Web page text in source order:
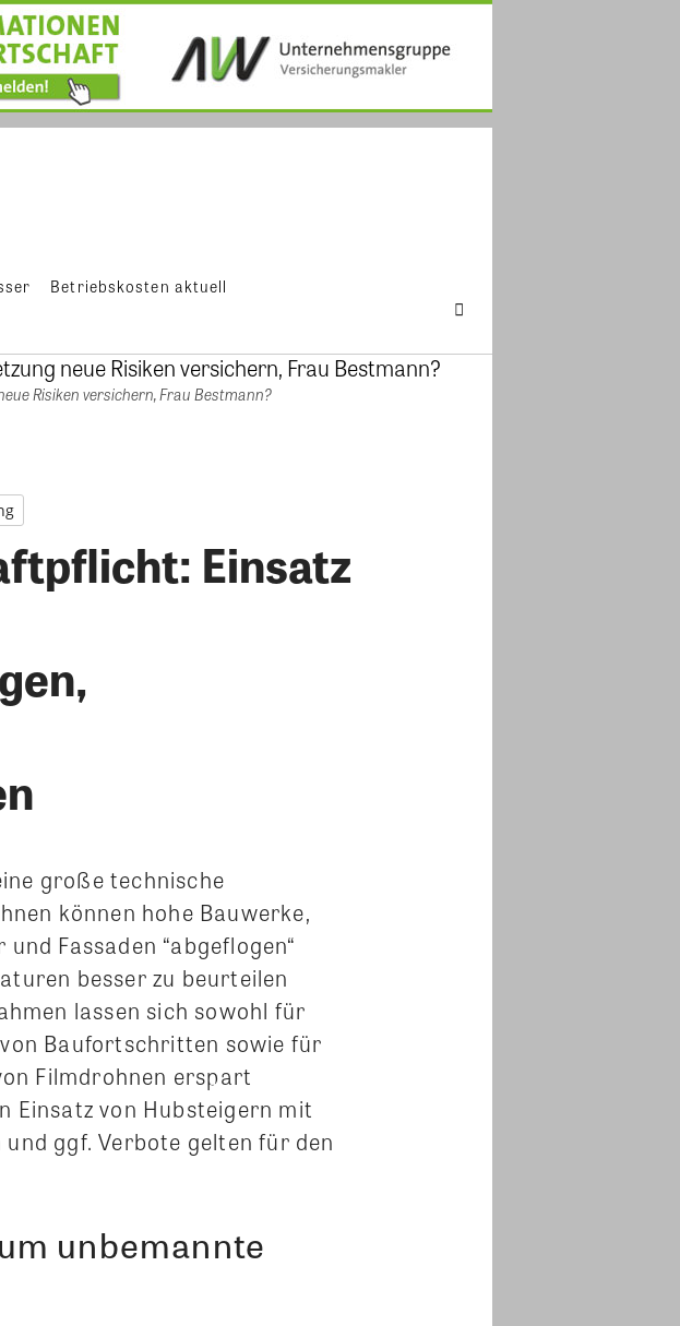
Betriebskosten aktuell
Risiken versichern, Frau Bestmann?
Einsatz
große technische
können hohe Bauwerke,
Fassaden “abgeflogen“
besser zu beurteilen
lassen sich sowohl für
Baufortschritten sowie für
Filmdrohnen erspart
Einsatz von Hubsteigern mit
ggf. Verbote gelten für den
unbemannte